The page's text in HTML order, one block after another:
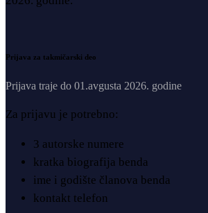
Prijava za takmičarski deo
Prijava traje do 01.avgusta 2026. godine
Za prijavu je potrebno:
3 autorske numere
kratka biografija benda
ime i godište članova benda
kontakt telefon